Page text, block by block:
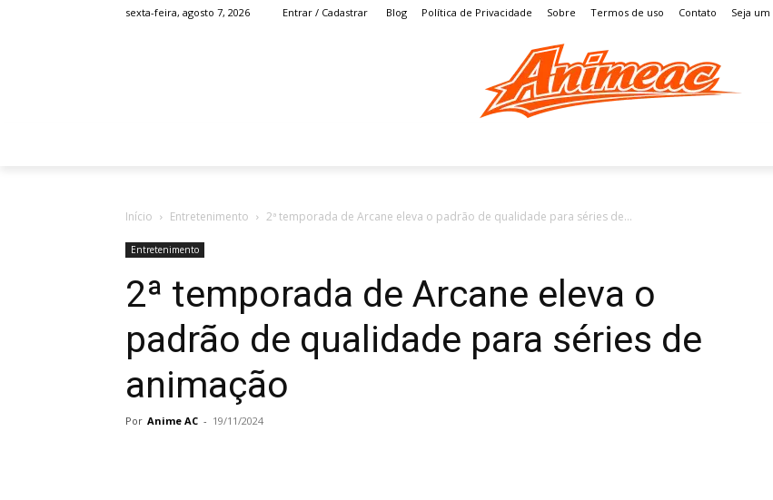
sexta-feira, agosto 7, 2026 Entrar / Cadastrar Blog Política de Privacidade Sobre Termos de uso Contato Seja
Início Entretenimento 2ª temporada de Arcane eleva o padrão de qualidade para séries de...
Entretenimento
2ª temporada de Arcane eleva o
padrão de qualidade para séries de
animação
Por Anime AC - 19/11/2024